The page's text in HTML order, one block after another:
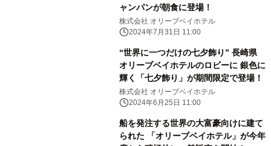
ャンパンが朝食に登場！
株式会社 オリーブベイホテル
2024年7月31日 11:00
“世界に一つだけの七夕飾り” 長崎県
オリーブベイホテルのロビーに 銀色に
輝く「七夕飾り」が期間限定で登場！
株式会社 オリーブベイホテル
2024年6月25日 11:00
船を発注する世界の大富豪向けに建て
られた 「オリーブベイホテル」が今年